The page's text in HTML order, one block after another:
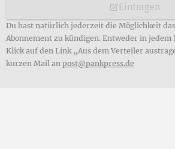
Eintragen
Du hast natürlich jederzeit die Möglichkeit
Abonnement zu kündigen. Entweder in
Klick auf den Link „Aus dem Verteiler
kurzen Mail an post@pankpress.de